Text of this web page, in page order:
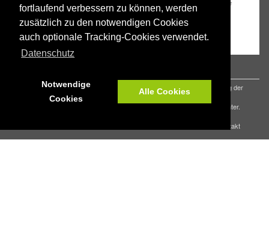
fortlaufend verbessern zu können, werden
zusätzlich zu den notwendigen Cookies
auch optionale Tracking-Cookies verwendet.
Datenschutz
Notwendige
Cookies
Alle Cookies
Aus Gründen der besseren Lesbarkeit wird auf die gleichzeitige Verwendung der
Sprachformen männlich, weiblich und divers (m/w/d) verzichtet.
Sämtliche Personenbezeichnungen gelten gleichermaßen für alle Geschlechter.
Kontakt